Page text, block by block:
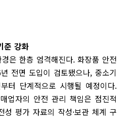
준 강화
은 한층 엄격해진다. 화장품 안전
전면 도입이 검토됐으나, 중소기
터 단계적으로 시행될 예정이다.
업자의 안전 관리 책임은 점진적
성 평가 자료의 작성·보관 체계 구